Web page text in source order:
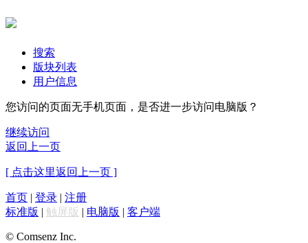
搜索
版块列表
用户信息
您访问的页面无手机页面，是否进一步访问电脑版？
继续访问
返回上一页
[ 点击这里返回上一页 ]
首页 | 登录 | 注册
标准版 | 触屏版 | 电脑版 | 客户端
© Comsenz Inc.